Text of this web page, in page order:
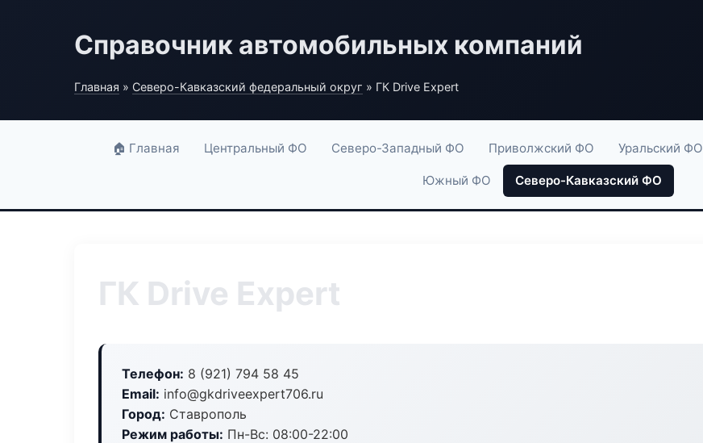
Справочник автомобильных компаний
Главная » Северо-Кавказский федеральный округ » ГК Drive Expert
🏠 Главная Центральный ФО Северо-Западный ФО Приволжский ФО Уральский ФО
Южный ФО Северо-Кавказский ФО
ГК Drive Expert
Телефон: 8 (921) 794 58 45
Email: info@gkdriveexpert706.ru
Город: Ставрополь
Режим работы: Пн-Вс: 08:00-22:00